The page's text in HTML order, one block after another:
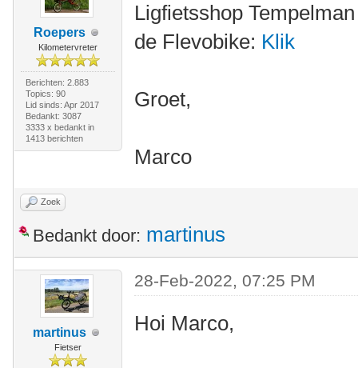
Roepers
Kilometervreter
Berichten: 2.883
Topics: 90
Lid sinds: Apr 2017
Bedankt: 3087
3333 x bedankt in
1413 berichten
Ligfietsshop
de Flevobike: Klik
Groet,
Marco
Zoek
Bedankt door: martinus
martinus
Fietser
28-Feb-2022, 07:25 PM
Hoi Marco,